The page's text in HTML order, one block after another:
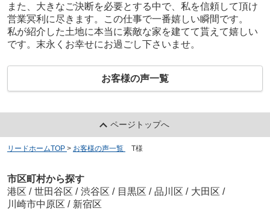
また、大きなご決断を必要とする中で、私を信頼して頂け
営業冥利に尽きます。この仕事で一番嬉しい瞬間です。
私が紹介した土地に本当に素敵な家を建てて貰えて嬉しい
です。末永くお幸せにお過ごし下さいませ。
お客様の声一覧
ページトップへ
リードホームTOP > お客様の声一覧 T様
市区町村から探す
港区 / 世田谷区 / 渋谷区 / 目黒区 / 品川区 / 大田区 /
川崎市中原区 / 新宿区